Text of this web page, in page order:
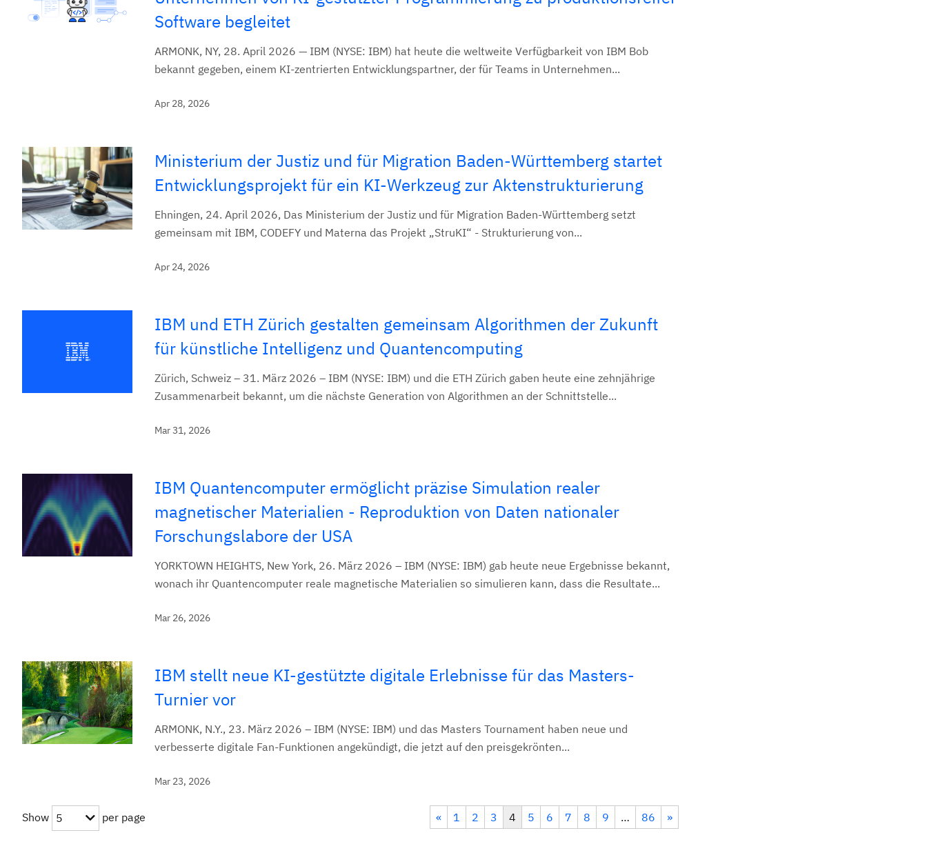
Software begleitet
ARMONK, NY, 28. April 2026 — IBM (NYSE: IBM) hat heute die weltweite Verfügbarkeit von IBM Bob
bekannt gegeben, einem KI-zentrierten Entwicklungspartner, der für Teams in Unternehmen...
Apr 28, 2026
Ministerium der Justiz und für Migration Baden-Württemberg startet
Entwicklungsprojekt für ein KI-Werkzeug zur Aktenstrukturierung
Ehningen, 24. April 2026, Das Ministerium der Justiz und für Migration Baden-Württemberg setzt
gemeinsam mit IBM, CODEFY und Materna das Projekt „StruKI“ - Strukturierung von...
Apr 24, 2026
IBM und ETH Zürich gestalten gemeinsam Algorithmen der Zukunft
für künstliche Intelligenz und Quantencomputing
Zürich, Schweiz – 31. März 2026 – IBM (NYSE: IBM) und die ETH Zürich gaben heute eine zehnjährige
Zusammenarbeit bekannt, um die nächste Generation von Algorithmen an der Schnittstelle...
Mar 31, 2026
IBM Quantencomputer ermöglicht präzise Simulation realer
magnetischer Materialien - Reproduktion von Daten nationaler
Forschungslabore der USA
YORKTOWN HEIGHTS, New York, 26. März 2026 – IBM (NYSE: IBM) gab heute neue Ergebnisse bekannt,
wonach ihr Quantencomputer reale magnetische Materialien so simulieren kann, dass die Resultate...
Mar 26, 2026
IBM stellt neue KI-gestützte digitale Erlebnisse für das Masters-
Turnier vor
ARMONK, N.Y., 23. März 2026 – IBM (NYSE: IBM) und das Masters Tournament haben neue und
verbesserte digitale Fan-Funktionen angekündigt, die jetzt auf den preisgekrönten...
Mar 23, 2026
Show 5 per page « 1 2 3 4 5 6 7 8 9 … 86 »